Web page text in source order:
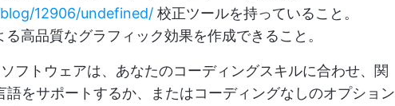
12906/undefined/ 校正ツールを持っていること。
高品質なグラフィック効果を作成できること。
ソフトウェアは、あなたのコーディングスキルに合わせ、関
語をサポートするか、またはコーディングなしのオプション